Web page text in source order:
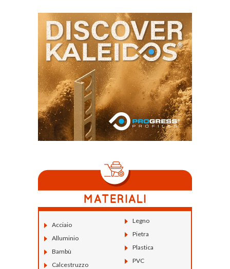
Acciaio
Alluminio
Bambù
Calcestruzzo
Legno
Pietra
Plastica
PVC